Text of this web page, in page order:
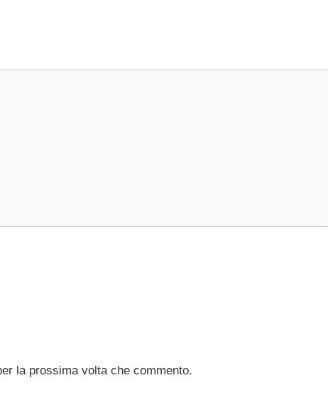
la prossima volta che commento.